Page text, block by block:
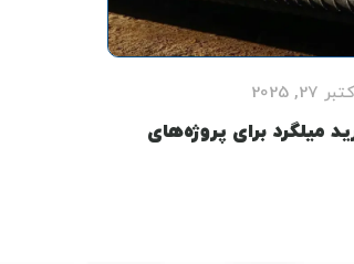
27, 2025
میلگرد برای پروژه‌های